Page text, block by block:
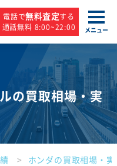
電話で無料査定する
通話無料 8:00~22:00
メニュー
の買取相場・実
ホンダの買取相場・